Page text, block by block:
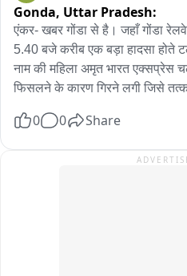
Gonda, Uttar Pradesh:
एंकर- खबर गोंडा से है। जहाँ गोंडा
5.40 बजे करीब एक बड़ा हादसा
नाम की महिला अमृत भारत
फिसलने के कारण गिरने लगी जिसे
महिला को प्लेटफार्म पर लाया गया
ट्रेन की चपेट में आने से एक महिला
0 0 Share